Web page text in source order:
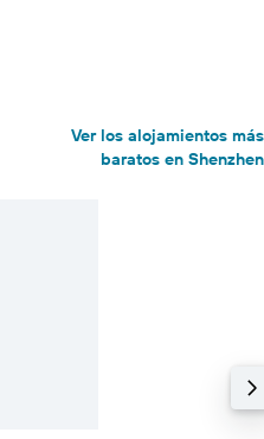
Ver los alojamientos más
baratos en Shenzhen